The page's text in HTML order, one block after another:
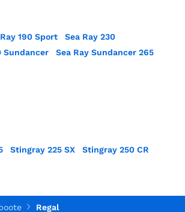
190 Sport
Sea Ray 230
Sundancer
Sea Ray Sundancer 265
Stingray 225 SX Stingray 250 CR
Regal